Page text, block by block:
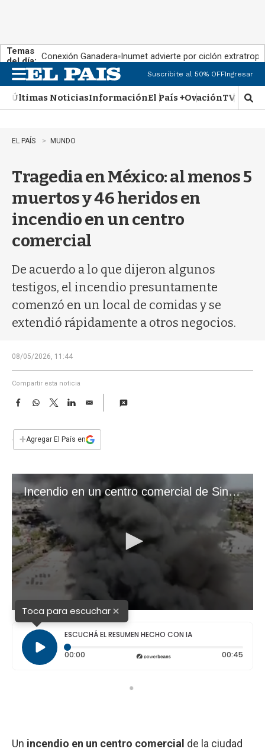
Temas
del día: Conexión Ganadera Inumet advierte por ciclón
n
u
Suscribite al 50% OFFIngresar
Últimas NoticiasInformaciónEl País +OvaciónTV Show
M
o
r
b
EL PAÍS MUNDO
Tragedia en México: al menos 5
muertos y 46 heridos en
incendio en un centro
comercial
De acuerdo a lo que dijeron algunos
testigos, el incendio presuntamente
comenzó en un local de comidas y se
extendió rápidamente a otros negocios.
08/05/2026, 11:44
Compartir esta noticia
F
e
b
k
W
s
p
T
w
t
L
E
i
l
+Agregar El País en
Toca para escuchar×
ESCUCHÁ EL RESUMEN HECHO CON IA
00:00 Tiempo transcurrido: 0 segundos 00:45
Un incendio en un centro comercial de la ciudad